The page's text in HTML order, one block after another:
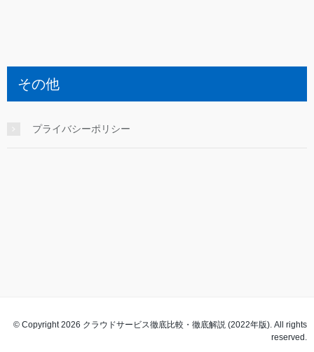
その他
プライバシーポリシー
© Copyright 2026 クラウドサービス徹底比較・徹底解説 (2022年版). All rights
reserved.